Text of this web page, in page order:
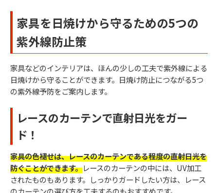
家具を日焼けから守るための5つの
紫外線防止策
家具などのインテリアは、ほんの少しの工夫で紫外線による
日焼けから守ることができます。日焼け防止につながる5つ
の紫外線予防をご案内します。
レースのカーテンで直射日光をガー
ド！
家具の色褪せは、レースのカーテンである程度の直射日光を
防ぐことができます。レースのカーテンの中には、UV加工
されたものもあります。しっかりガードしたい方は、レース